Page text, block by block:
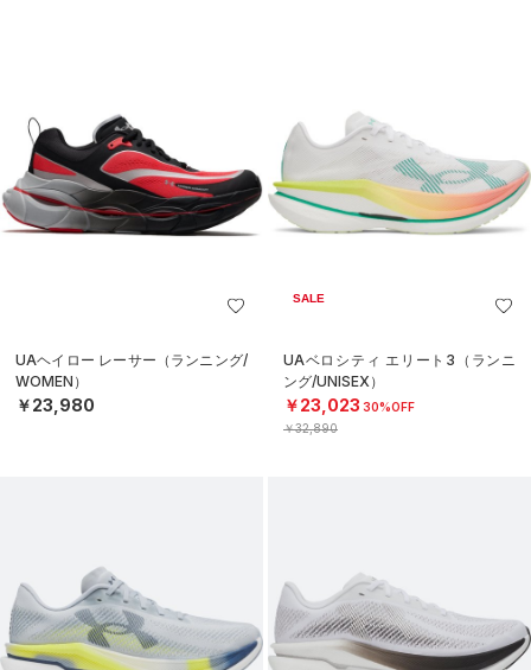
UAヘイロー レーサー（ランニング/
WOMEN）
￥23,980
SALE
UAベロシティ エリート3（ランニ
ング/UNISEX）
￥23,023 30%OFF
￥32,890